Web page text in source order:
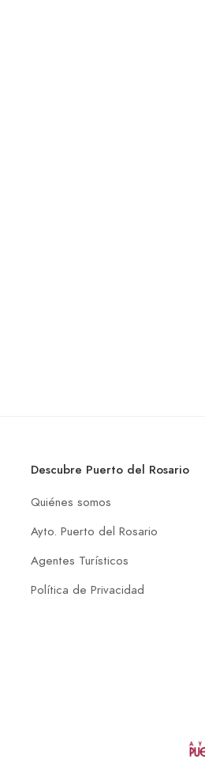
Descubre Puerto del Rosario
Quiénes somos
Ayto. Puerto del Rosario
Agentes Turísticos
Política de Privacidad